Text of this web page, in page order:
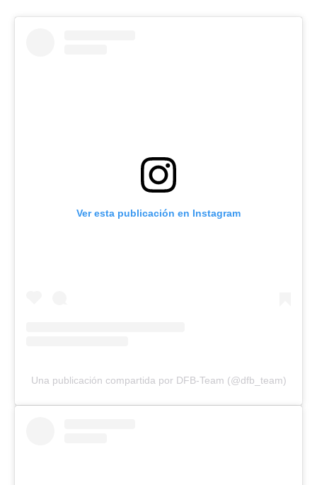
Ver esta publicación en Instagram
Una publicación compartida por DFB-Team (@dfb_team)